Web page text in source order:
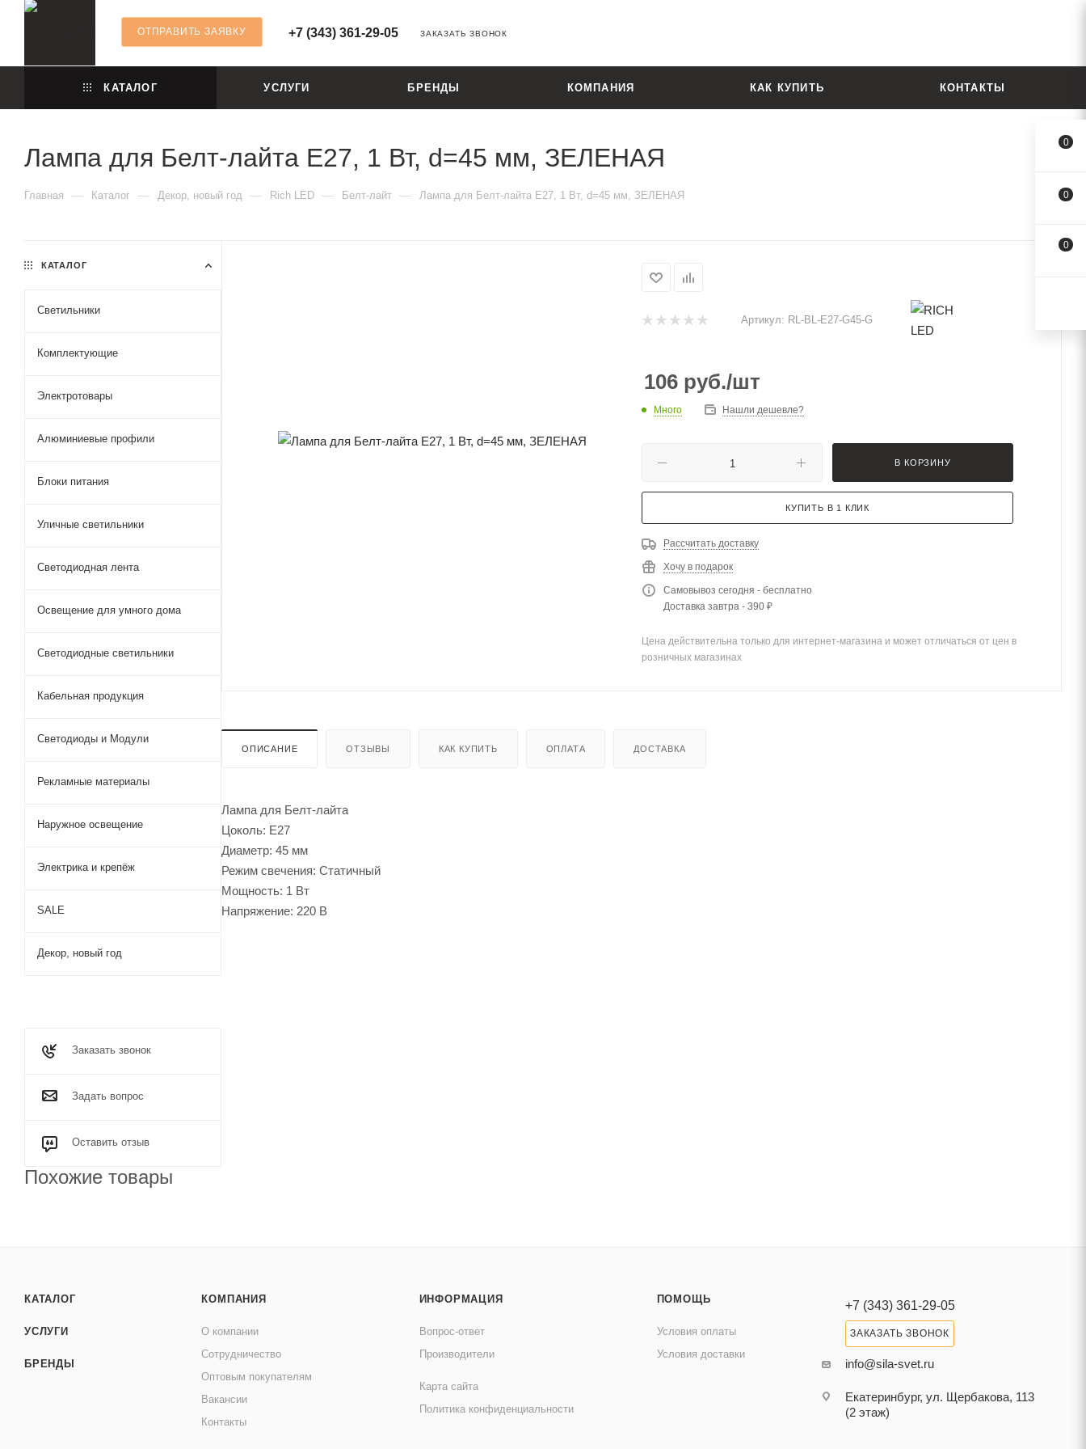
ОТПРАВИТЬ ЗАЯВКУ +7 (343) 361-29-05 ЗАКАЗАТЬ ЗВОНОК
КАТАЛОГ УСЛУГИ БРЕНДЫ КОМПАНИЯ КАК КУПИТЬ КОНТАКТЫ
Лампа для Белт-лайта Е27, 1 Вт, d=45 мм, ЗЕЛЕНАЯ
Главная — Каталог — Декор, новый год — Rich LED — Белт-лайт — Лампа для Белт-лайта Е27, 1 Вт, d=45 мм, ЗЕЛЕНАЯ
Артикул: RL-BL-E27-G45-G
106 руб./шт
Много Нашли дешевле?
В КОРЗИНУ
КУПИТЬ В 1 КЛИК
Рассчитать доставку
Хочу в подарок
Самовывоз сегодня - бесплатно
Доставка завтра - 390 ₽
Цена действительна только для интернет-магазина и может отличаться от цен в
розничных магазинах
ОПИСАНИЕ ОТЗЫВЫ КАК КУПИТЬ ОПЛАТА ДОСТАВКА
Лампа для Белт-лайта
Цоколь: Е27
Диаметр: 45 мм
Режим свечения: Статичный
Мощность: 1 Вт
Напряжение: 220 В
КАТАЛОГ
Светильники
Комплектующие
Электротовары
Алюминиевые профили
Блоки питания
Уличные светильники
Светодиодная лента
Освещение для умного дома
Светодиодные светильники
Кабельная продукция
Светодиоды и Модули
Рекламные материалы
Наружное освещение
Электрика и крепёж
SALE
Декор, новый год
Заказать звонок
Задать вопрос
Оставить отзыв
Похожие товары
КАТАЛОГ
УСЛУГИ
БРЕНДЫ
КОМПАНИЯ
О компании
Сотрудничество
Оптовым покупателям
Вакансии
Контакты
ИНФОРМАЦИЯ
Вопрос-ответ
Производители
Карта сайта
Политика конфиденциальности
ПОМОЩЬ
Условия оплаты
Условия доставки
+7 (343) 361-29-05
ЗАКАЗАТЬ ЗВОНОК
info@sila-svet.ru
Екатеринбург, ул. Щербакова, 113
(2 этаж)
0
0
0